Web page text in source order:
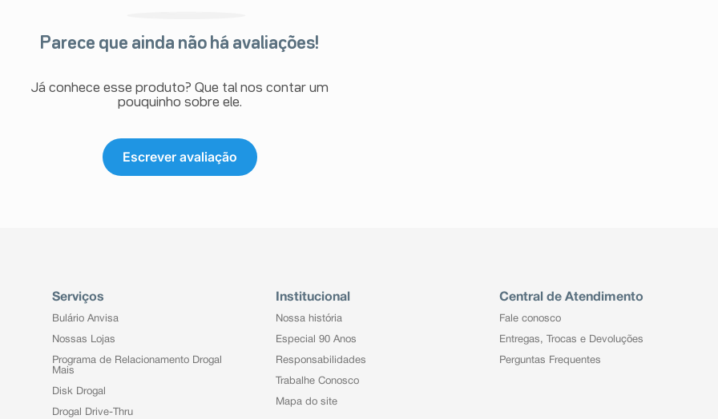
Parece que ainda não há avaliações!
Já conhece esse produto? Que tal nos contar um
pouquinho sobre ele.
Escrever avaliação
Serviços
Bulário Anvisa
Nossas Lojas
Programa de Relacionamento Drogal
Mais
Disk Drogal
Drogal Drive-Thru
Institucional
Nossa história
Especial 90 Anos
Responsabilidades
Trabalhe Conosco
Mapa do site
Central de Atendimento
Fale conosco
Entregas, Trocas e Devoluções
Perguntas Frequentes